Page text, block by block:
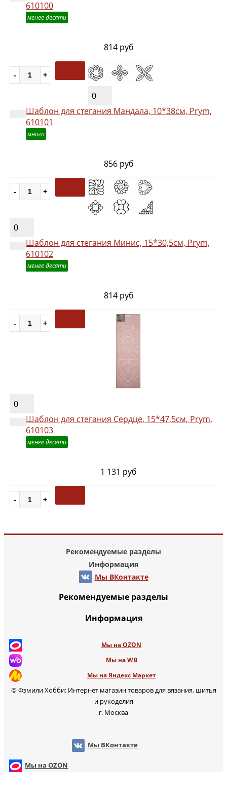
610100
менее десяти
814 руб
0
Шаблон для стегания Мандала, 10*38см, Prym,
610101
много
856 руб
0
Шаблон для стегания Минис, 15*30,5см, Prym,
610102
менее десяти
814 руб
0
Шаблон для стегания Сердце, 15*47,5см, Prym,
610103
менее десяти
1 131 руб
Рекомендуемые разделы
Информация
Мы ВКонтакте
Рекомендуемые разделы
Информация
Мы на OZON
Мы на WB
Мы на Яндекс Маркет
© Фэмили Хобби: Интернет магазин товаров для вязания, шитья
и рукоделия
г. Москва
Мы ВКонтакте
Мы на OZON